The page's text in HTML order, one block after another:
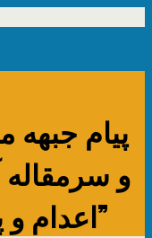
و سرمقاله
اعدام و پرسش های بی پاسخ”